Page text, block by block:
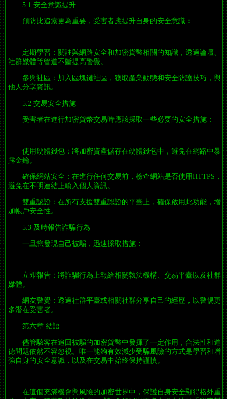
5.1 安全意識提升
預防比追索更為重要，受害者應提升自身的安全意識：
定期學習：關註與網路安全和加密貨幣相關的知識，透過論壇、
社群媒體等管道不斷提高警覺。
參與社區：加入區塊鏈社區，獲取產業動態和安全防護技巧，與
他人分享資訊。
5.2 交易安全措施
受害者在進行加密貨幣交易時應該採取一些必要的安全措施：
使用硬體錢包：將加密資產儲存在硬體錢包中，避免在網路中暴
露金鑰。
確保網站安全：在進行任何交易前，檢查網站是否使用HTTPS，
避免在不明連結上輸入個人資訊。
雙重認證：在所有支援雙重認證的平臺上，確保啟用此功能，增
加帳戶安全性。
5.3 及時報告詐騙行為
一旦您發現自己被騙，迅速採取措施：
立即報告：將詐騙行為上報給相關執法機構、交易平臺以及社群
媒體。
網友警覺：透過社群平臺或相關社群分享自己的經歷，以警惕更
多潛在受害者。
第六章 結語
儘管駭客在追回被騙的加密貨幣中發揮了一定作用，合法性和道
德問題依然不容忽視。唯一能夠有效減少受騙風險的方式是學習和增
強自身的安全意識，以及在交易中始終保持謹慎。
在這個充滿機會與風險的加密世界中，保護自身安全顯得格外重